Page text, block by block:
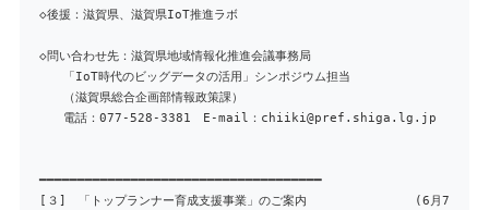
◇後援：滋賀県、滋賀県IoT推進ラボ
◇問い合わせ先：滋賀県地域情報化推進会議事務局
「IoT時代のビッグデータの活用」シンポジウム担当
（滋賀県総合企画部情報政策課）
電話：077-528-3381 E‐mail：chiiki@pref.shiga.lg.jp
━━━━━━━━━━━━━━━━━━━━━━━━━━━━━━━━━━━━━
[３] 「トップランナー育成支援事業」のご案内 (6月7